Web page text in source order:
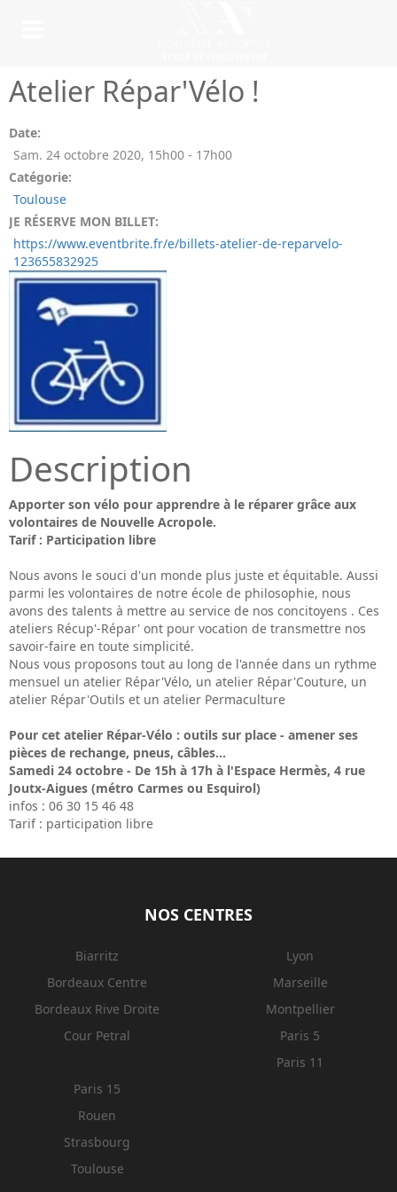
Atelier Répar'Vélo !
Date:
Sam. 24 octobre 2020, 15h00 - 17h00
Catégorie:
Toulouse
JE RÉSERVE MON BILLET:
https://www.eventbrite.fr/e/billets-atelier-de-reparvelo-
123655832925
Description
Apporter son vélo pour apprendre à le réparer grâce aux
volontaires de Nouvelle Acropole.
Tarif : Participation libre
Nous avons le souci d'un monde plus juste et équitable. Aussi
parmi les volontaires de notre école de philosophie, nous
avons des talents à mettre au service de nos concitoyens . Ces
ateliers Récup'-Répar' ont pour vocation de transmettre nos
savoir-faire en toute simplicité.
Nous vous proposons tout au long de l'année dans un rythme
mensuel un atelier Répar'Vélo, un atelier Répar'Couture, un
atelier Répar'Outils et un atelier Permaculture
Pour cet atelier Répar-Vélo : outils sur place - amener ses
pièces de rechange, pneus, câbles...
Samedi 24 octobre - De 15h à 17h à l'Espace Hermès, 4 rue
Joutx-Aigues (métro Carmes ou Esquirol)
infos : 06 30 15 46 48
Tarif : participation libre
NOS CENTRES
Biarritz
Bordeaux Centre
Bordeaux Rive Droite
Cour Petral
Lyon
Marseille
Montpellier
Paris 5
Paris 11
Paris 15
Rouen
Strasbourg
Toulouse